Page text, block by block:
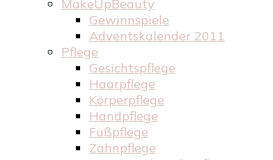
MakeUpBeauty
Gewinnspiele
Adventskalender 2011
Pflege
Gesichtspflege
Haarpflege
Körperpflege
Handpflege
Fußpflege
Zahnpflege